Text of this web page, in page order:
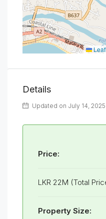
Details
Updated on July 14,
Price:
LKR 22M (Total
Property Size: